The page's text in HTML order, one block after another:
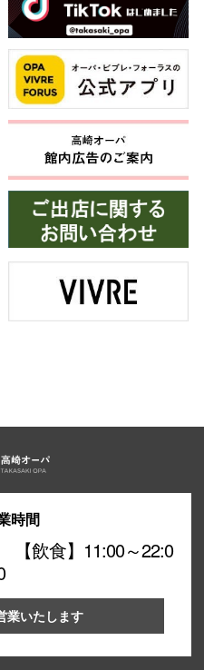
時間
【飲食】11:00～22:0
業いたします